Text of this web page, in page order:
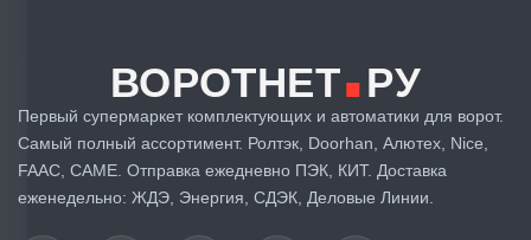
хорошо и надежно упаковано, полная
комплектация. Изделие полностью
соответствует описанию.
Совет продавцу: Укажите в описании, что
для подключения антенны на световой
мигалке, нужен коаксиальный кабель
ВОРОТНЕТ.РУ
Первый супермаркет комплектующих и автоматики для ворот.
Самый полный ассортимент. Ролтэк, Doorhan, Алютех, Nice,
FAAC, CAME. Отправка ежедневно ПЭК, КИТ. Доставка
еженедельно: ЖДЭ, Энергия, СДЭК, Деловые Линии.